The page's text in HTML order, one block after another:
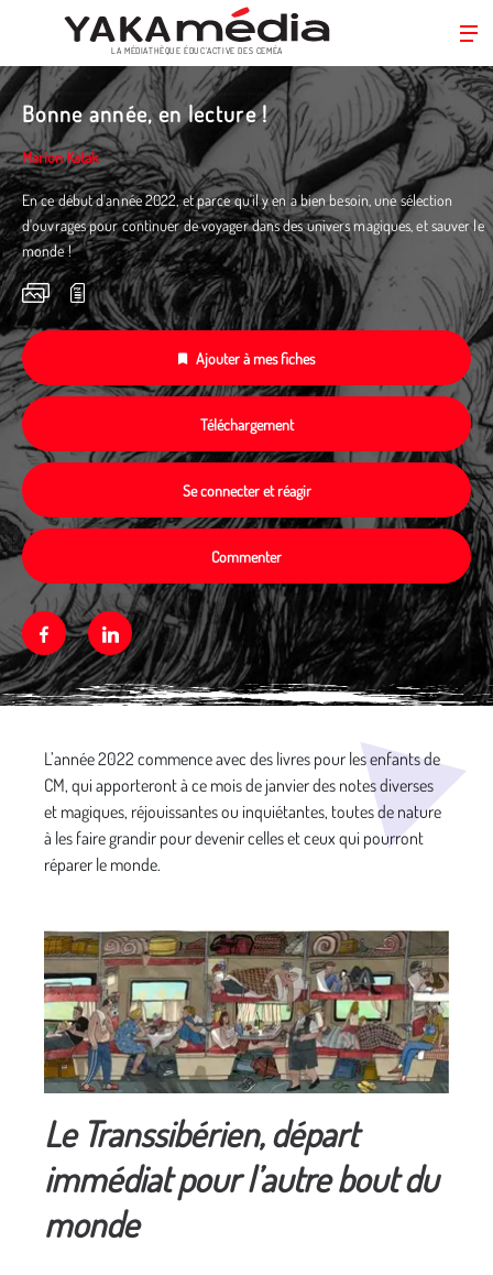
Aller
au
contenu
principal
LA MÉDIATHÈQUE ÉDUC’ACTIVE DES CEMÉA
Bonne année, en lecture !
Marion Katak
En ce début d'année 2022, et parce qu'il y en a bien besoin, une sélection
d'ouvrages pour continuer de voyager dans des univers magiques, et sauver le
monde !
Ajouter à mes fiches
Téléchargement
Se connecter et réagir
Commenter
FacebookLinkedin
L’année 2022 commence avec des livres pour les enfants de
CM, qui apporteront à ce mois de janvier des notes diverses
et magiques, réjouissantes ou inquiétantes, toutes de nature
à les faire grandir pour devenir celles et ceux qui pourront
réparer le monde.
Le Transsibérien, départ
immédiat pour l’autre bout du
monde